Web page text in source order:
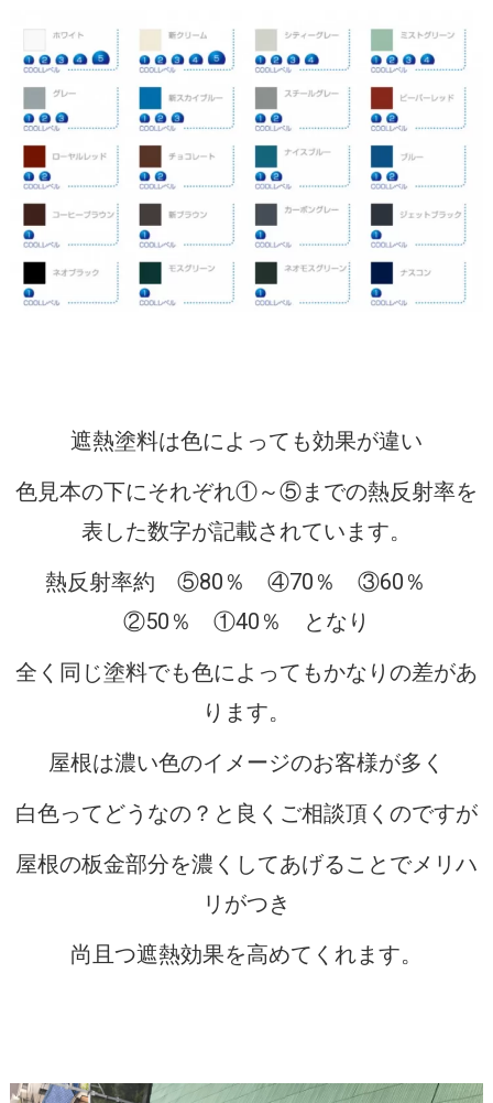
遮熱塗料は色によっても効果が違い
色見本の下にそれぞれ①～⑤までの熱反射率を
表した数字が記載されています。
熱反射率約 ⑤80％ ④70％ ③60％
②50％ ①40％ となり
全く同じ塗料でも色によってもかなりの差があ
ります。
屋根は濃い色のイメージのお客様が多く
白色ってどうなの？と良くご相談頂くのですが
屋根の板金部分を濃くしてあげることでメリハ
リがつき
尚且つ遮熱効果を高めてくれます。